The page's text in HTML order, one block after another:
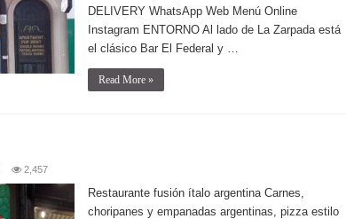
DELIVERY WhatsApp Web Menú Online
Instagram ENTORNO Al lado de La Zarpada está
el clásico Bar El Federal y …
Read More »
2,457
Restaurante fusión ítalo argentina Carnes,
choripanes y empanadas argentinas, pizza estilo